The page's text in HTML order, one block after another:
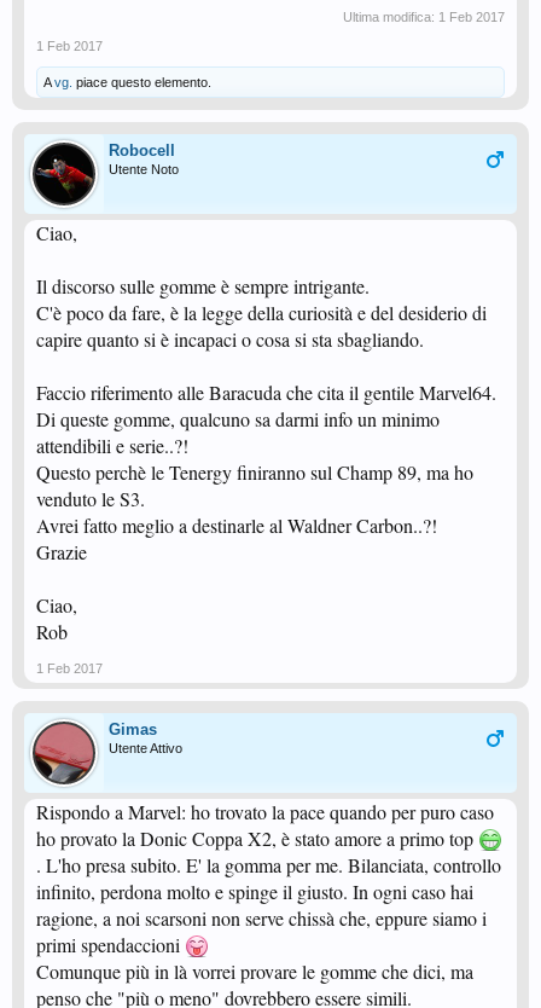
Ultima modifica: 1 Feb 2017
1 Feb 2017
Avg. piace questo elemento.
Robocell
Utente Noto
Ciao,
Il discorso sulle gomme è sempre intrigante.
C'è poco da fare, è la legge della curiosità e del desiderio di
capire quanto si è incapaci o cosa si sta sbagliando.
Faccio riferimento alle Baracuda che cita il gentile Marvel64.
Di queste gomme, qualcuno sa darmi info un minimo
attendibili e serie..?!
Questo perchè le Tenergy finiranno sul Champ 89, ma ho
venduto le S3.
Avrei fatto meglio a destinarle al Waldner Carbon..?!
Grazie
Ciao,
Rob
1 Feb 2017
Gimas
Utente Attivo
Rispondo a Marvel: ho trovato la pace quando per puro caso
ho provato la Donic Coppa X2, è stato amore a primo top
. L'ho presa subito. E' la gomma per me. Bilanciata, controllo
infinito, perdona molto e spinge il giusto. In ogni caso hai
ragione, a noi scarsoni non serve chissà che, eppure siamo i
primi spendaccioni
Comunque più in là vorrei provare le gomme che dici, ma
penso che "più o meno" dovrebbero essere simili.